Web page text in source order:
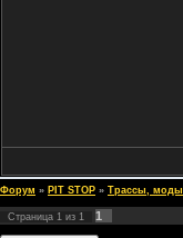
Форум » PIT STOP » Трассы, моды
Страница 1 из 1 1